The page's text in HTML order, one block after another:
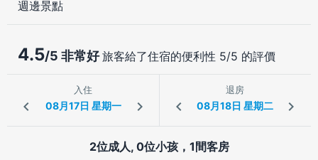
週邊景點
4.5/5 非常好旅客給了住宿的便利性 5/5 的評價
入住 退房
2位成人, 0位小孩，1間客房